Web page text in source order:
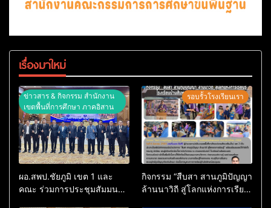
เรื่องมาใหม่
ข่าวสาร & กิจกรรม สำนักงาน
เขตพื้นที่การศึกษา ภาคอิสาน
ผอ.สพป.ชัยภูมิ เขต 1 และ
คณะ ร่วมการประชุมสัมมนา
รอบรั้วโรงเรียนเรา
กิจกรรม “สืบสา สานภูมิปัญญา
ล้านนาวิถี สู่โลกแห่งการเรียน